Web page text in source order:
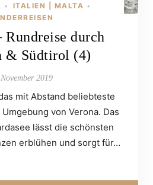
• ITALIEN | MALTA •
Rundreise durch
& Südtirol (4)
2019
mit Abstand beliebteste
von Verona. Das
lässt die schönsten
erblühen und sorgt für…